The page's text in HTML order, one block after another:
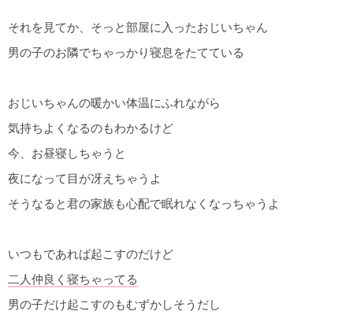
それを見てか、そっと部屋に入ったおじいちゃん
男の子のお隣でちゃっかり寝息をたてている
おじいちゃんの暖かい体温にふれながら
気持ちよくなるのもわかるけど
今、お昼寝しちゃうと
夜になって目が冴えちゃうよ
そうなると君の家族も心配で眠れなくなっちゃうよ
いつもであれば起こすのだけど
二人仲良く寝ちゃってる
男の子だけ起こすのもむずかしそうだし